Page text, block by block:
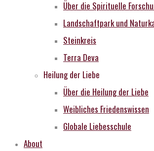
Über die Spirituelle
Landschaftpark und
Steinkreis
Terra Deva
Heilung der Liebe
Über die Heilung der Liebe
Weibliches Friedenswissen
Globale Liebesschule
About